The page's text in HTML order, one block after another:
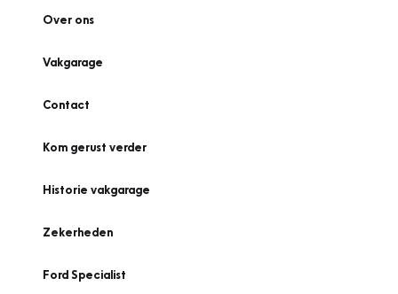
Over ons
Vakgarage
Contact
Kom gerust verder
Historie vakgarage
Zekerheden
Ford Specialist